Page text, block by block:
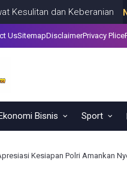
dan Keberanian NASIONAL
UsSitemapDisclaimerPrivacy Plice
Bisnis Sport
Kesiapan Polri Amankan Nyepi dan